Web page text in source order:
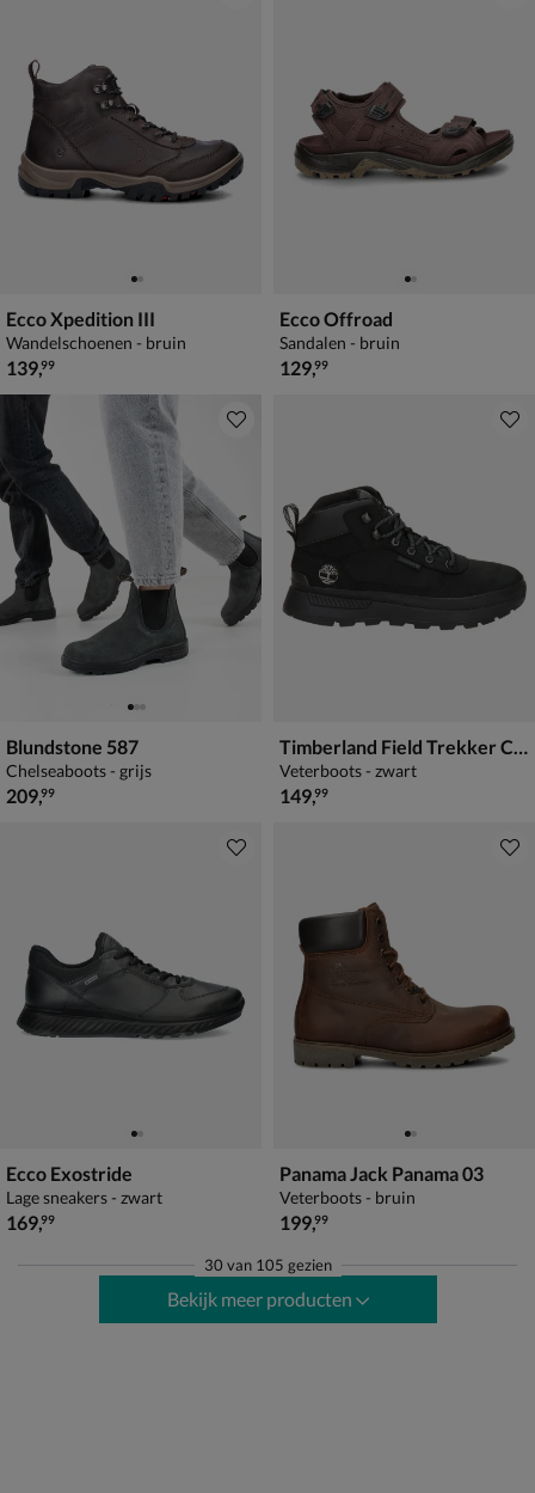
Ecco Xpedition III
Wandelschoenen - bruin
€ 139,99
139,99
Ecco Offroad
Sandalen - bruin
€ 129,99
129,99
Blundstone 587
Chelseaboots - grijs
€ 209,99
209,99
Timberland Field Trekker Chukka
Veterboots - zwart
€ 149,99
149,99
Ecco Exostride
Lage sneakers - zwart
€ 169,99
169,99
Panama Jack Panama 03
Veterboots - bruin
€ 199,99
199,99
30 van 105 gezien
Bekijk meer producten